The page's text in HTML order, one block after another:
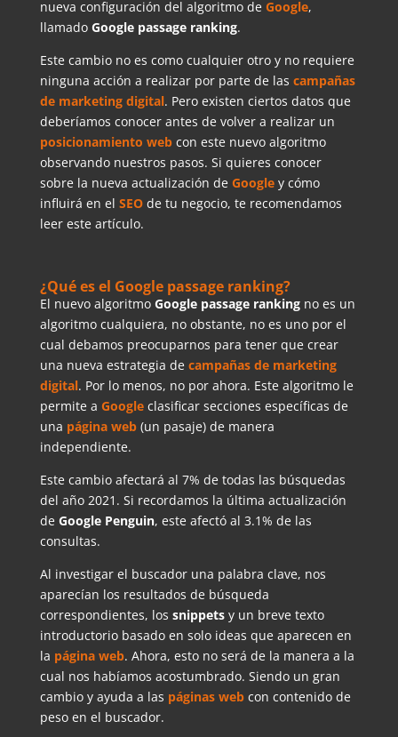
nueva configuración del algoritmo de Google,
llamado Google passage ranking.
Este cambio no es como cualquier otro y no requiere
ninguna acción a realizar por parte de las campañas
de marketing digital. Pero existen ciertos datos que
deberíamos conocer antes de volver a realizar un
posicionamiento webcon este nuevo algoritmo
observando nuestros pasos. Si quieres conocer
sobre la nueva actualización de Googley cómo
influirá en el SEOde tu negocio, te recomendamos
leer este artículo.
¿Qué es el Google passage ranking?
El nuevo algoritmo Google passage rankingno es un
algoritmo cualquiera, no obstante, no es uno por el
cual debamos preocuparnos para tener que crear
una nueva estrategia de campañas de marketing
digital. Por lo menos, no por ahora. Este algoritmo le
permite a Googleclasificar secciones específicas de
una página web(un pasaje) de manera
independiente.
Este cambio afectará al 7% de todas las búsquedas
del año 2021. Si recordamos la última actualización
de Google Penguin, este afectó al 3.1% de las
consultas.
Al investigar el buscador una palabra clave, nos
aparecían los resultados de búsqueda
correspondientes, los snippetsy un breve texto
introductorio basado en solo ideas que aparecen en
la página web. Ahora, esto no será de la manera a la
cual nos habíamos acostumbrado. Siendo un gran
cambio y ayuda a las páginas webcon contenido de
peso en el buscador.